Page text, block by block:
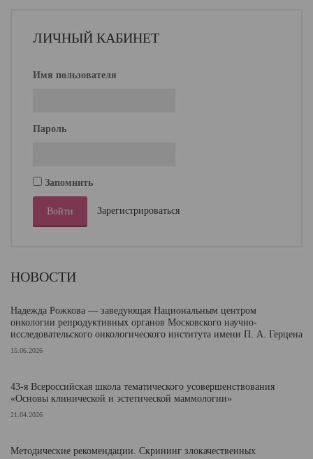
ЛИЧНЫЙ КАБИНЕТ
Имя пользователя
Пароль
Запомнить
Зарегистрироваться
НОВОСТИ
Надежда Рожкова — заведующая Национальным центром
онкологии репродуктивных органов Московского научно-
исследовательского онкологического института имени П. А. Герцена
15.06.2026
43-я Всероссийская школа тематического усовершенствования
«Основы клинической и эстетической маммологии»
21.04.2026
Методические рекомендации. Скрининг злокачественных